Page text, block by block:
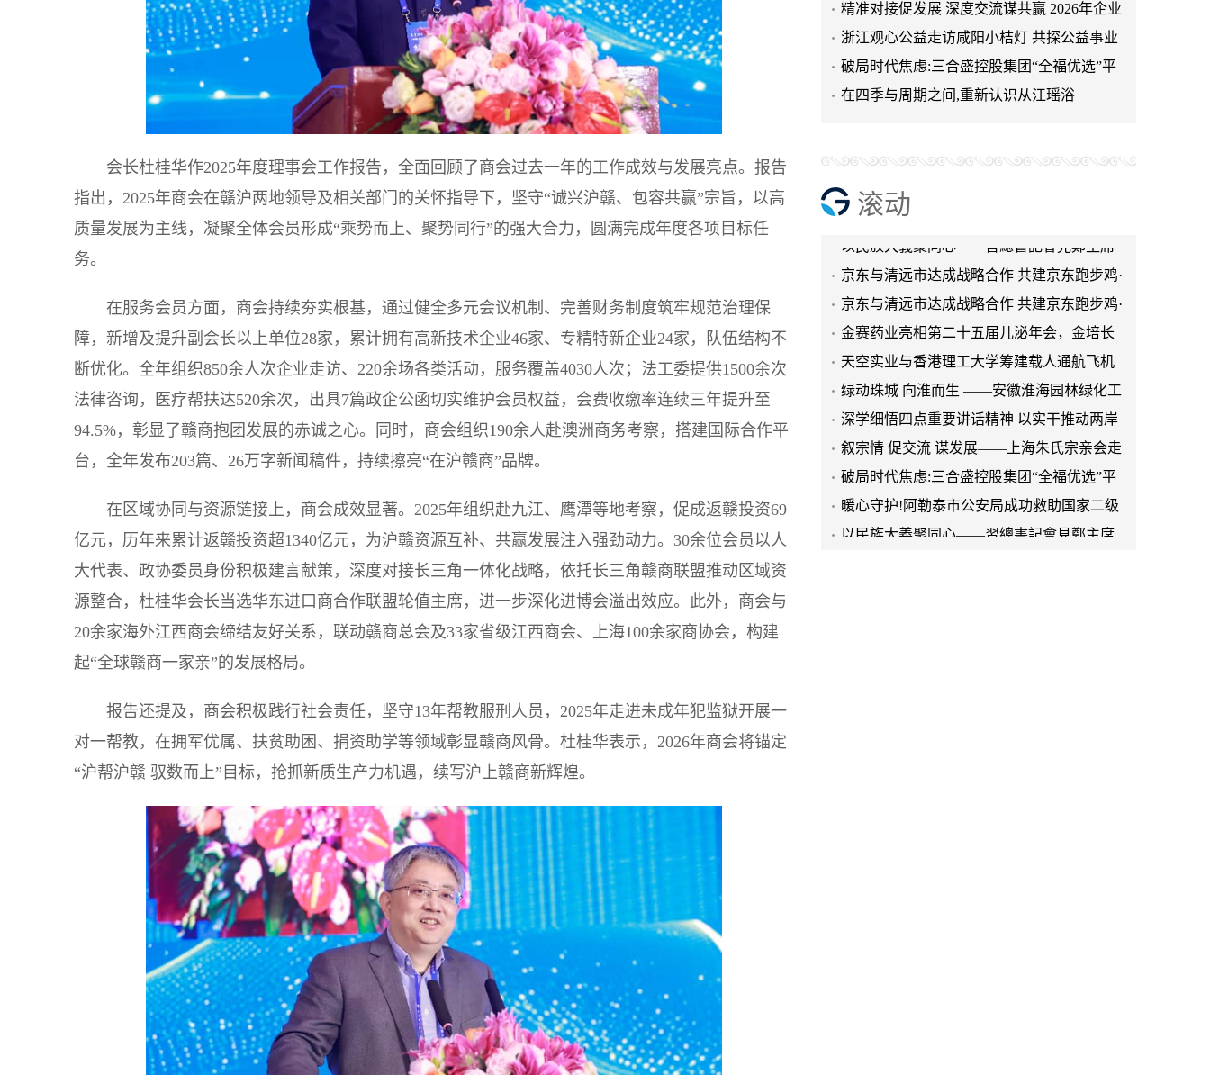
会长杜桂华作2025年度理事会工作报告，全面回顾了商会过去一年的工作成效与发展亮点。报告
指出，2025年商会在赣沪两地领导及相关部门的关怀指导下，坚守“诚兴沪赣、包容共赢”宗旨，以高
质量发展为主线，凝聚全体会员形成“乘势而上、聚势同行”的强大合力，圆满完成年度各项目标任
务。
在服务会员方面，商会持续夯实根基，通过健全多元会议机制、完善财务制度筑牢规范治理保
障，新增及提升副会长以上单位28家，累计拥有高新技术企业46家、专精特新企业24家，队伍结构不
断优化。全年组织850余人次企业走访、220余场各类活动，服务覆盖4030人次；法工委提供1500余次
法律咨询，医疗帮扶达520余次，出具7篇政企公函切实维护会员权益，会费收缴率连续三年提升至
94.5%，彰显了赣商抱团发展的赤诚之心。同时，商会组织190余人赴澳洲商务考察，搭建国际合作平
台，全年发布203篇、26万字新闻稿件，持续擦亮“在沪赣商”品牌。
在区域协同与资源链接上，商会成效显著。2025年组织赴九江、鹰潭等地考察，促成返赣投资69
亿元，历年来累计返赣投资超1340亿元，为沪赣资源互补、共赢发展注入强劲动力。30余位会员以人
大代表、政协委员身份积极建言献策，深度对接长三角一体化战略，依托长三角赣商联盟推动区域资
源整合，杜桂华会长当选华东进口商合作联盟轮值主席，进一步深化进博会溢出效应。此外，商会与
20余家海外江西商会缔结友好关系，联动赣商总会及33家省级江西商会、上海100余家商协会，构建
起“全球赣商一家亲”的发展格局。
报告还提及，商会积极践行社会责任，坚守13年帮教服刑人员，2025年走进未成年犯监狱开展一
对一帮教，在拥军优属、扶贫助困、捐资助学等领域彰显赣商风骨。杜桂华表示，2026年商会将锚定
“沪帮沪赣 驭数而上”目标，抢抓新质生产力机遇，续写沪上赣商新辉煌。
保产业
精准对接促发展 深度交流谋共赢 2026年企业
投融资交流活动第二
浙江观心公益走访咸阳小桔灯 共探公益事业
可持续发展新路径
破局时代焦虑:三合盛控股集团“全福优选”平
台正式启航
在四季与周期之间,重新认识从江瑶浴
滚动
天空实业与香港理工大学筹建载人通航飞机
研究院
绿动珠城 向淮而生 ——安徽淮海园林绿化工
程有限公司发展纪实
深学细悟四点重要讲话精神 以实干推动两岸
进上海晨烨家具有限公司
破局时代焦虑:三合盛控股集团“全福优选”平
台正式启航
暖心守护!阿勒泰市公安局成功救助国家二级
保护动物黑鸢
以民族大義聚同心——習總書記會見鄭主席
清远鸡标准体系
京东与清远市达成战略合作 共建京东跑步鸡·
清远鸡标准体系
金赛药业亮相第二十五届儿泌年会，金培长
效生长激素成临床优选
天空实业与香港理工大学筹建载人通航飞机
研究院
绿动珠城 向淮而生 ——安徽淮海园林绿化工
程有限公司发展纪实
深学细悟四点重要讲话精神 以实干推动两岸
融合发展
叙宗情 促交流 谋发展——上海朱氏宗亲会走
进上海晨烨家具有限公司
破局时代焦虑:三合盛控股集团“全福优选”平
台正式启航
暖心守护!阿勒泰市公安局成功救助国家二级
保护动物黑鸢
以民族大義聚同心——習總書記會見鄭主席
提出兩岸關系四點重要意見
京东与清远市达成战略合作 共建京东跑步鸡·